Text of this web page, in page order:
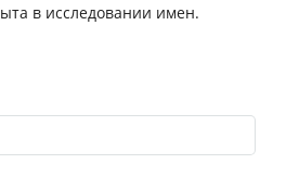
в исследовании имен.